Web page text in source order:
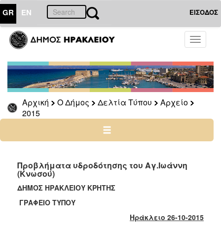
GR EN ΕΙΣΟΔΟΣ
Toggle
Αρχική Ο Δήμος Δελτία Τύπου
Αρχείο
2015
ΔΗΜΟΣ
Δελτία
Τύπου
Αρχείο
2026
2025
2022
2021
2020
2019
Προβλήματα υδροδότησης του Αγ.Ιωάννη
(Κνωσού)
ΔΗΜΟΣ ΗΡΑΚΛΕΙΟΥ ΚΡΗΤΗΣ
ΓΡΑΦΕΙΟ ΤΥΠΟΥ
Ηράκλειο 26-10-2015